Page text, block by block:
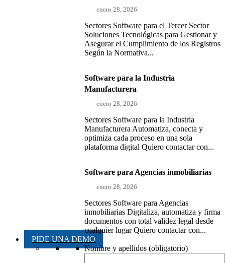
enero 28, 2026
Sectores Software para el Tercer Sector
Soluciones Tecnológicas para Gestionar y
Asegurar el Cumplimiento de los Registros
Según la Normativa...
Software para la Industria
Manufacturera
enero 28, 2026
Sectores Software para la Industria
Manufacturera Automatiza, conecta y
optimiza cada proceso en una sola
plataforma digital Quiero contactar con...
Software para Agencias inmobiliarias
enero 28, 2026
Sectores Software para Agencias
inmobiliarias Digitaliza, automatiza y firma
documentos con total validez legal desde
cualquier lugar Quiero contactar con...
PIDE UNA DEMO
Nombre y apellidos (obligatorio)